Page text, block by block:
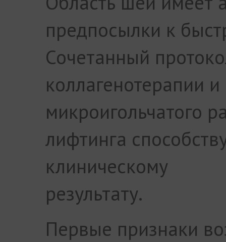
предпосылки к
Сочетанный
коллагенотерапии
микроигольчатого
лифтинга
клиническому
результату.
Первые признаки